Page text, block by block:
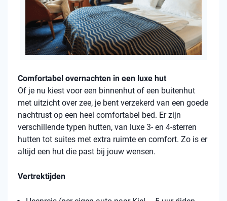
Comfortabel overnachten in een luxe hut
Of je nu kiest voor een binnenhut of een buitenhut
met uitzicht over zee, je bent verzekerd van een goede
nachtrust op een heel comfortabel bed. Er zijn
verschillende typen hutten, van luxe 3- en 4-sterren
hutten tot suites met extra ruimte en comfort. Zo is er
altijd een hut die past bij jouw wensen.
Vertrektijden